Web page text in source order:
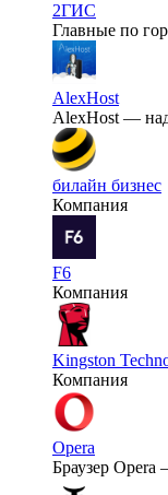
2ГИС
Главные по
AlexHost
AlexHost —
билайн бизнес
Компания
F6
Компания
Kingston
Компания
Opera
Браузер